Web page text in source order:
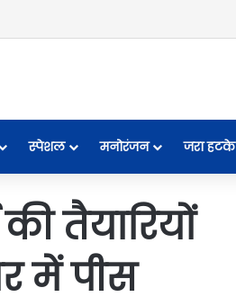
स्पेशल मनोरंजन जरा हटके
तैयारियों
में पीस